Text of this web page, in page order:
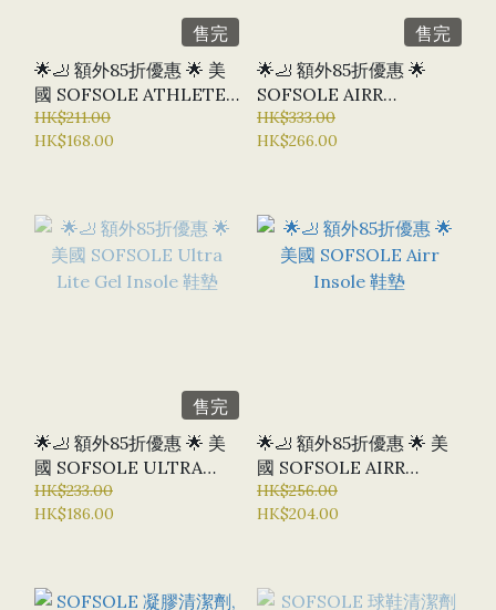
售完
🌟🦶 額外85折優惠 🌟 美
國 SOFSOLE ATHLETE
鞋墊
HK$211.00
HK$168.00
售完
🌟🦶 額外85折優惠 🌟
SOFSOLE AIRR
ORTHOTIC 氣墊足弓支
撐鞋墊
HK$333.00
HK$266.00
售完
🌟🦶 額外85折優惠 🌟 美
國 SOFSOLE ULTRA
LITE GEL INSOLE 鞋墊
HK$233.00
HK$186.00
🌟🦶 額外85折優惠 🌟 美
國 SOFSOLE AIRR
INSOLE 鞋墊
HK$256.00
HK$204.00